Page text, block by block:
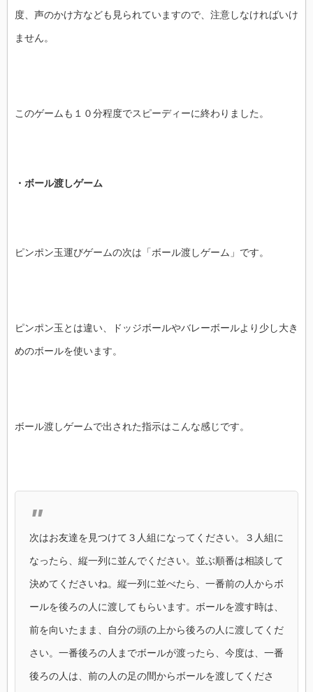
度、声のかけ方なども見られていますので、注意しなければいけ
ません。
このゲームも１０分程度でスピーディーに終わりました。
・ボール渡しゲーム
ピンポン玉運びゲームの次は「ボール渡しゲーム」です。
ピンポン玉とは違い、ドッジボールやバレーボールより少し大き
めのボールを使います。
ボール渡しゲームで出された指示はこんな感じです。
次はお友達を見つけて３人組になってください。３人組に
なったら、縦一列に並んでください。並ぶ順番は相談して
決めてくださいね。縦一列に並べたら、一番前の人からボ
ールを後ろの人に渡してもらいます。ボールを渡す時は、
前を向いたまま、自分の頭の上から後ろの人に渡してくだ
さい。一番後ろの人までボールが渡ったら、今度は、一番
後ろの人は、前の人の足の間からボールを渡してくださ